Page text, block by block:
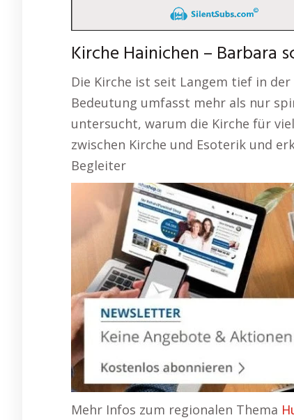
Kirche Hainichen – Barbara
Die Kirche ist seit Langem tief in
Bedeutung umfasst mehr als nur
untersucht, warum die Kirche für
zwischen Kirche und Esoterik und
Begleiter
Mehr Infos zum regionalen Thema